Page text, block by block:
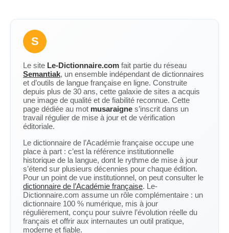
S
Le site Le-Dictionnaire.com fait partie du réseau
Semantiak, un ensemble indépendant de dictionnaires
et d’outils de langue française en ligne. Construite
depuis plus de 30 ans, cette galaxie de sites a acquis
une image de qualité et de fiabilité reconnue. Cette
page dédiée au mot musaraigne s’inscrit dans un
travail régulier de mise à jour et de vérification
éditoriale.
Le dictionnaire de l’Académie française occupe une
place à part : c’est la référence institutionnelle
historique de la langue, dont le rythme de mise à jour
s’étend sur plusieurs décennies pour chaque édition.
Pour un point de vue institutionnel, on peut consulter le
dictionnaire de l’Académie française. Le-
Dictionnaire.com assume un rôle complémentaire : un
dictionnaire 100 % numérique, mis à jour
régulièrement, conçu pour suivre l’évolution réelle du
français et offrir aux internautes un outil pratique,
moderne et fiable.